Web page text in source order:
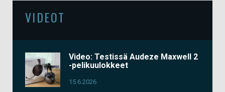
VIDEOT
Video: Testissä Audeze Maxwell 2
-pelikuulokkeet
15.6.2026